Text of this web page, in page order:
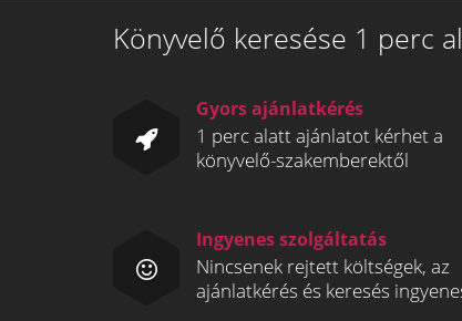
Könyvelő keresése 1 perc
Gyors ajánlatkérés
1 perc alatt ajánlatot kérhet a
könyvelő-szakemberektől
Ingyenes szolgáltatás
Nincsenek rejtett költségek, az
ajánlatkérés és keresés